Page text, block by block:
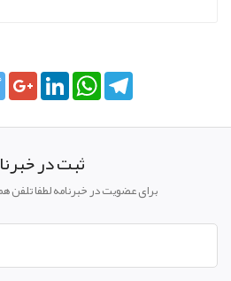
TwitterGoogle+LinkedInWhatsApp
ثبت در
برای عضویت در خبرنامه لطفا تلفن